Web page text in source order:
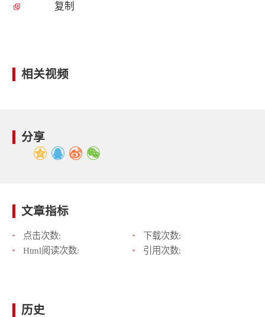
复制
相关视频
分享
文章指标
点击次数:
下载次数:
Html阅读次数:
引用次数:
历史